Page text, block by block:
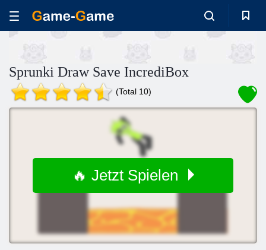
Sprunki Draw Save IncrediBox
(Total 10)
🔥 Jetzt Spielen